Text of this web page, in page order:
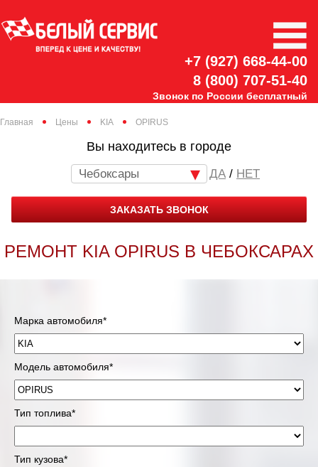
+7 (927) 668-44-00
8 (800) 707-51-40
Звонок по России бесплатный
Главная Цены KIA OPIRUS
Вы находитесь в городе
Чебоксары / НЕТ
ЗАКАЗАТЬ ЗВОНОК
РЕМОНТ KIA OPIRUS В ЧЕБОКСАРАХ
Марка автомобиля*
Модель автомобиля*
Тип топлива*
Тип кузова*